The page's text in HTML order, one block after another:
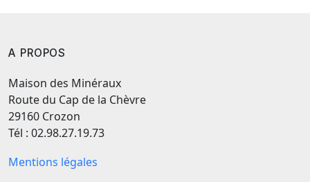
A PROPOS
Maison des Minéraux
Route du Cap de la Chèvre
29160 Crozon
Tél : 02.98.27.19.73
Mentions légales